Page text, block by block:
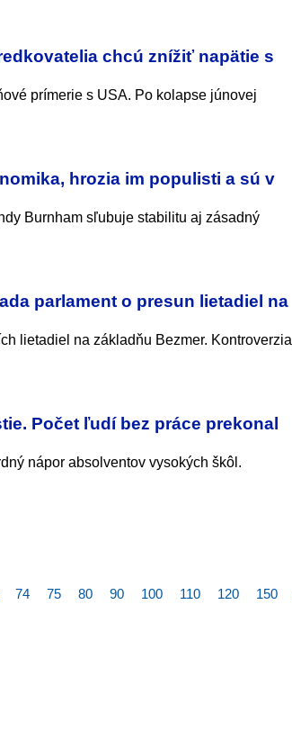
chcú znížiť napätie s
prímerie s USA. Po kolapse júnovej
hrozia im populisti a sú v
Burnham sľubuje stabilitu aj zásadný
parlament o presun lietadiel na
lietadiel na základňu Bezmer. Kontroverzia
Počet ľudí bez práce prekonal
nápor absolventov vysokých škôl.
74 75 80 90 100 110 120 150